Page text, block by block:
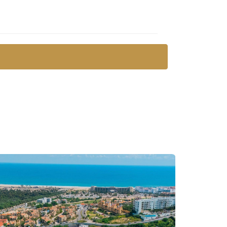
financiero", y Los Cabos es el ejemplo
a mitigar riesgos, sino que ofrece
años de experiencia y un enfoque
en Los Cabos.